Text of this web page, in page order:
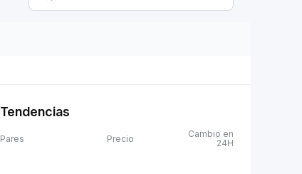
Tendencias
Pares Precio
Cambio en
24H